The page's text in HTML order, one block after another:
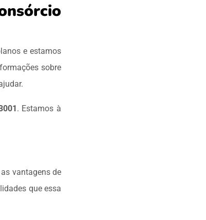
e estamos
sobre
. Estamos à
vantagens de
que essa